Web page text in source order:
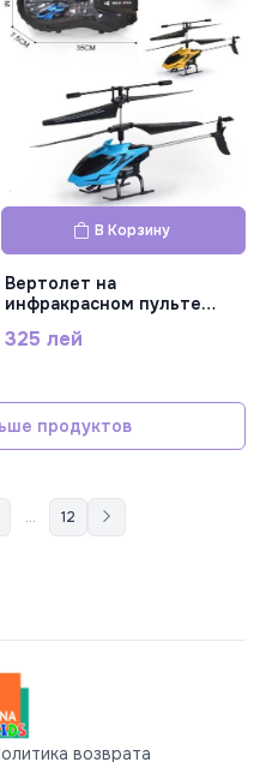
В Корзину
Вертолет на
инфракрасном пульте
DH866E-S2
325 лей
продуктов
... 12
возврата